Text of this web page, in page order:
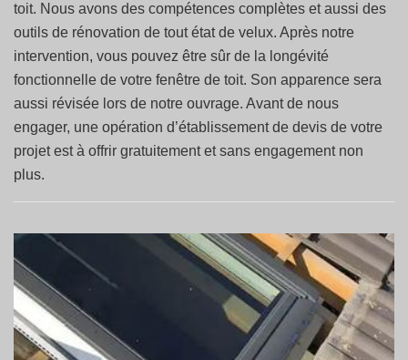
toit. Nous avons des compétences complètes et aussi des
outils de rénovation de tout état de velux. Après notre
intervention, vous pouvez être sûr de la longévité
fonctionnelle de votre fenêtre de toit. Son apparence sera
aussi révisée lors de notre ouvrage. Avant de nous
engager, une opération d’établissement de devis de votre
projet est à offrir gratuitement et sans engagement non
plus.